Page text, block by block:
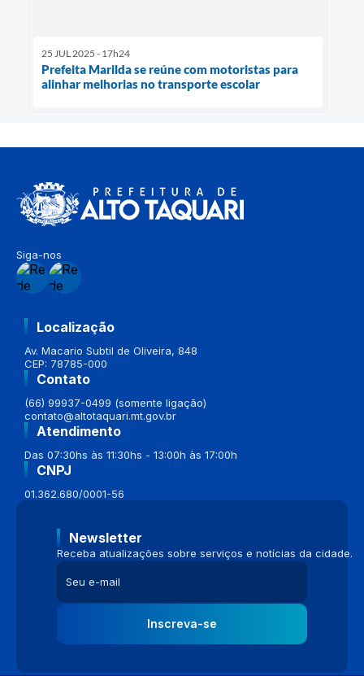
25 JUL 2025 - 17h24
Prefeita Marilda se reúne com motoristas para
alinhar melhorias no transporte escolar
Siga-nos
Localização
Av. Macario Subtil de Oliveira, 848
CEP: 78785-000
Contato
(66) 99937-0499 (somente ligação)
contato@altotaquari.mt.gov.br
Atendimento
Das 07:30hs às 11:30hs - 13:00h às 17:00h
CNPJ
01.362.680/0001-56
Newsletter
Receba atualizações sobre serviços e notícias da cidade.
Inscreva-se